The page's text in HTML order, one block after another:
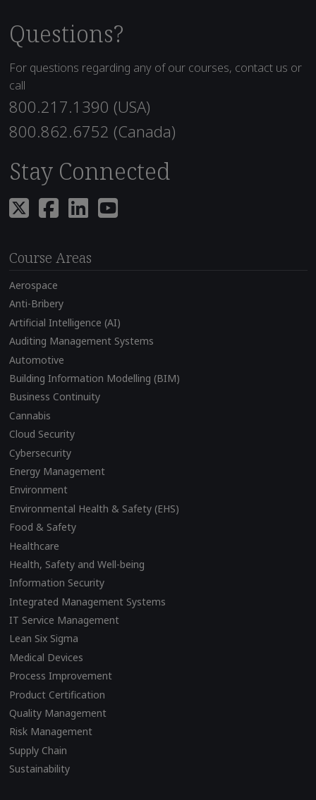
Questions?
For questions regarding any of our courses, contact us or
call
800.217.1390 (USA)
800.862.6752 (Canada)
Stay Connected
Course Areas
Aerospace
Anti-Bribery
Artificial Intelligence (AI)
Auditing Management Systems
Automotive
Building Information Modelling (BIM)
Business Continuity
Cannabis
Cloud Security
Cybersecurity
Energy Management
Environment
Environmental Health & Safety (EHS)
Food & Safety
Healthcare
Health, Safety and Well-being
Information Security
Integrated Management Systems
IT Service Management
Lean Six Sigma
Medical Devices
Process Improvement
Product Certification
Quality Management
Risk Management
Supply Chain
Sustainability